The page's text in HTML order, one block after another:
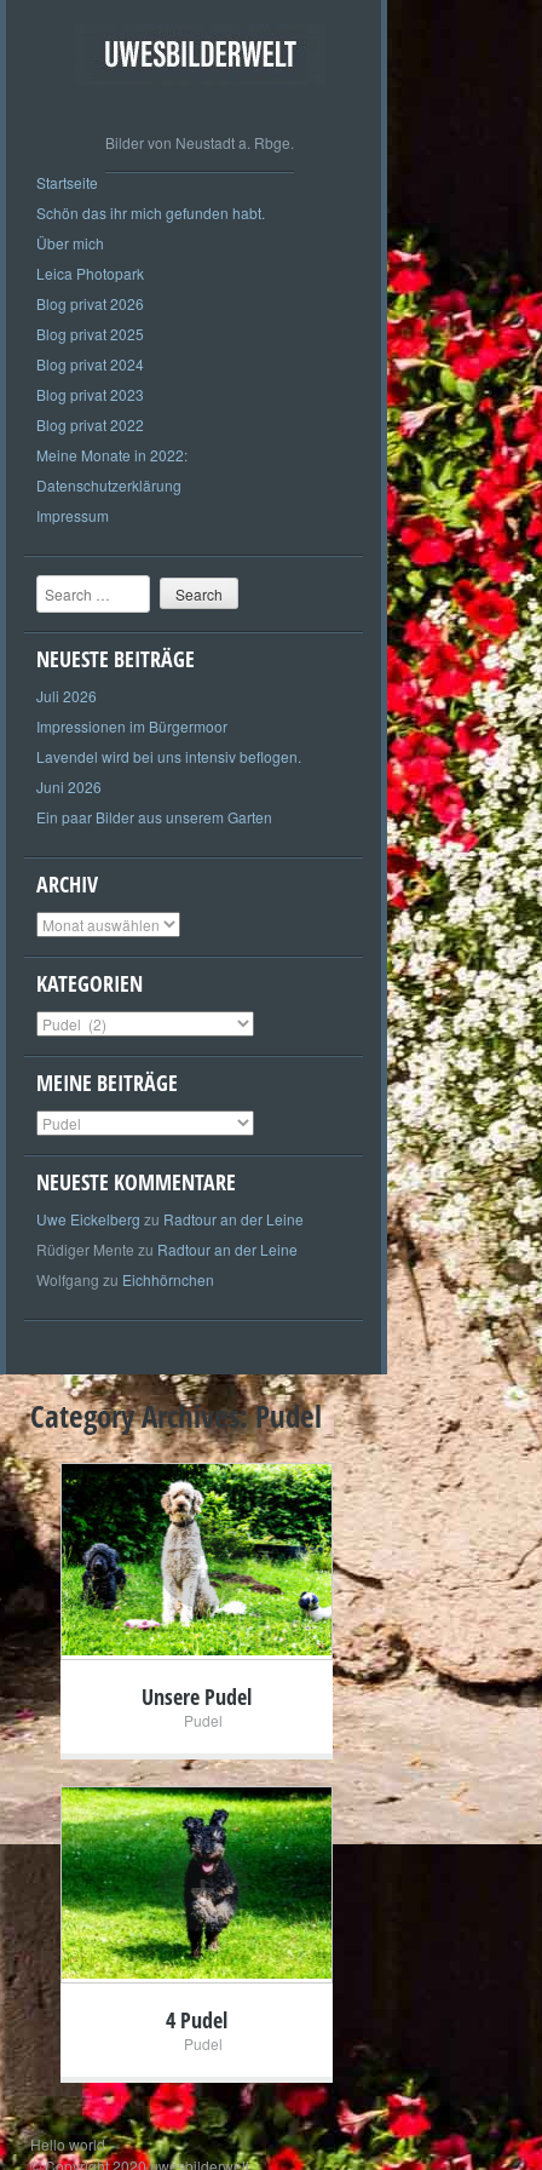
Bilder von Neustadt a. Rbge.
Startseite
Schön das ihr mich gefunden habt.
Über mich
Leica Photopark
Blog privat 2026
Blog privat 2025
Blog privat 2024
Blog privat 2023
Blog privat 2022
Meine Monate in 2022:
Datenschutzerklärung
Impressum
Search
NEUESTE BEITRÄGE
Juli 2026
Impressionen im Bürgermoor
Lavendel wird bei uns intensiv beflogen.
Juni 2026
Ein paar Bilder aus unserem Garten
ARCHIV
Archiv
KATEGORIEN
Kategorien
MEINE BEITRÄGE
Meine
Beiträge
NEUESTE KOMMENTARE
Uwe Eickelberg zu Radtour an der Leine
Rüdiger Mente zu Radtour an der Leine
Wolfgang zu Eichhörnchen
Category Archives:Pudel
+
Unsere Pudel
Pudel
+
4 Pudel
Pudel
Hello world